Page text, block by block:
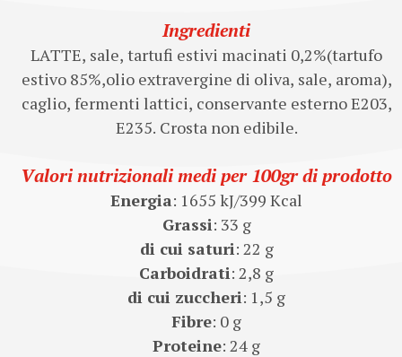
Ingredienti
LATTE, sale, tartufi estivi macinati 0,2%(tartufo
estivo 85%,olio extravergine di oliva, sale, aroma),
caglio, fermenti lattici, conservante esterno E203,
E235. Crosta non edibile.
Valori nutrizionali medi per 100gr di prodotto
Energia: 1655 kJ/399 Kcal
Grassi: 33 g
di cui saturi: 22 g
Carboidrati: 2,8 g
di cui zuccheri: 1,5 g
Fibre: 0 g
Proteine: 24 g